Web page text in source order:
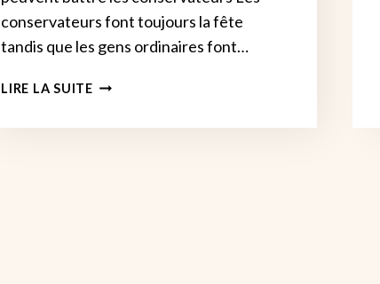
conservateurs font toujours la fête
tandis que les gens ordinaires font…
LIRE LA SUITELES
DOIVENT